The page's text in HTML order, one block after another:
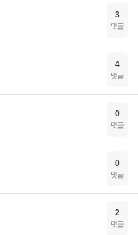
3
댓글
4
댓글
0
댓글
0
댓글
2
댓글